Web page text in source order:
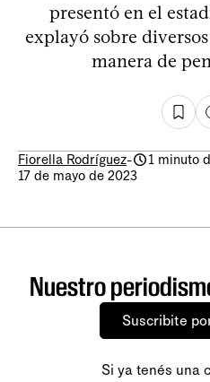
presentó en el
explayó sobre
manera de
Fiorella Rodríguez-
1 minuto
17 de mayo de 2023
Nuestro
Suscribite
Si ya tenés una